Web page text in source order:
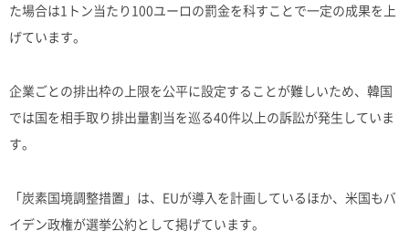
た場合は1トン当たり100ユーロの罰金を科すことで一定の成果を上
げています。
企業ごとの排出枠の上限を公平に設定することが難しいため、韓国
では国を相手取り排出量割当を巡る40件以上の訴訟が発生していま
す。
「炭素国境調整措置」は、EUが導入を計画しているほか、米国もバ
イデン政権が選挙公約として掲げています。